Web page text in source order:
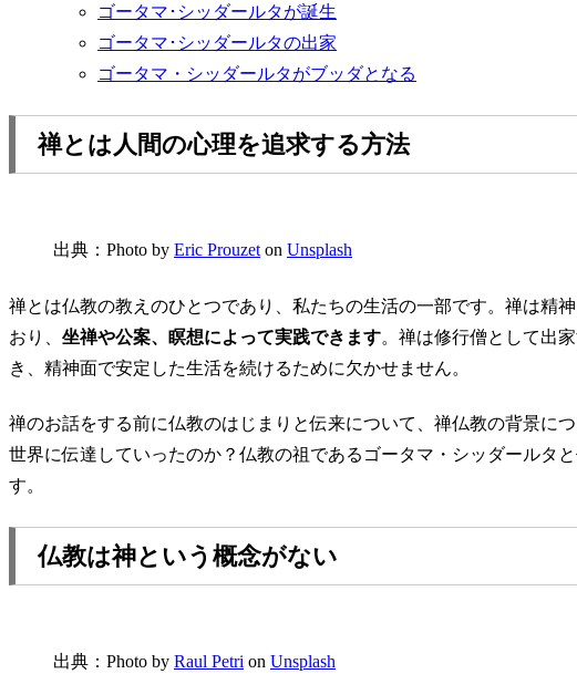
ゴータマ･シッダールタが誕生
ゴータマ･シッダールタの出家
ゴータマ・シッダールタがブッダとなる
禅とは人間の心理を追求する方法
出典：Photo by Eric Prouzet on Unsplash
禅とは仏教の教えのひとつであり、私たちの生活の一部です。 禅は精
おり、 坐禅や公案、瞑想によって実践できます。禅は修行僧として出
き、精神面で安定した生活を続けるために欠かせません。
禅のお話をする前に仏教のはじまりと伝来について、禅仏教の背景に
世界に伝達していったのか？仏教の祖であるゴータマ・シッダールタ
す。
仏教は神という概念がない
出典：Photo by Raul Petri on Unsplash